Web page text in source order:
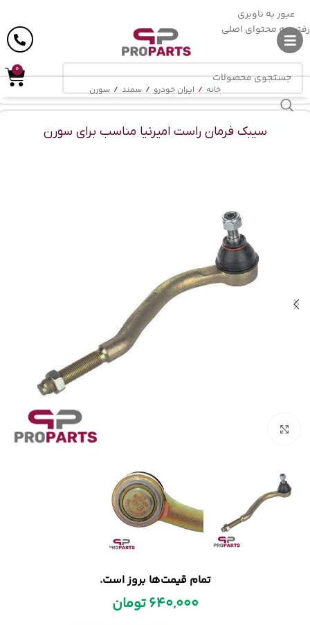
عبور به ناوبری
رفتن به محتوای اصلی
ارسال رایگان
0
خانه/ایران خودرو/سمند/سورن
سیبک فرمان راست امیرنیا مناسب برای سورن
تمام قیمت‌ها بروز است.
640,000تومان